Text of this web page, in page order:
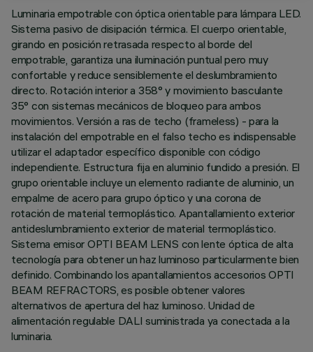
Luminaria empotrable con óptica orientable para lámpara LED.
Sistema pasivo de disipación térmica. El cuerpo orientable,
girando en posición retrasada respecto al borde del
empotrable, garantiza una iluminación puntual pero muy
confortable y reduce sensiblemente el deslumbramiento
directo. Rotación interior a 358° y movimiento basculante
35° con sistemas mecánicos de bloqueo para ambos
movimientos. Versión a ras de techo (frameless) - para la
instalación del empotrable en el falso techo es indispensable
utilizar el adaptador específico disponible con código
independiente. Estructura fija en aluminio fundido a presión. El
grupo orientable incluye un elemento radiante de aluminio, un
empalme de acero para grupo óptico y una corona de
rotación de material termoplástico. Apantallamiento exterior
antideslumbramiento exterior de material termoplástico.
Sistema emisor OPTI BEAM LENS con lente óptica de alta
tecnología para obtener un haz luminoso particularmente bien
definido. Combinando los apantallamientos accesorios OPTI
BEAM REFRACTORS, es posible obtener valores
alternativos de apertura del haz luminoso. Unidad de
alimentación regulable DALI suministrada ya conectada a la
luminaria.